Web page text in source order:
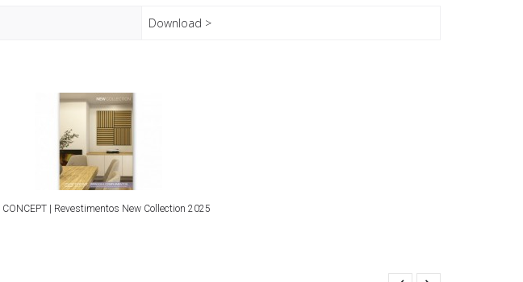
Download >
CONCEPT | Revestimentos New Collection 2025